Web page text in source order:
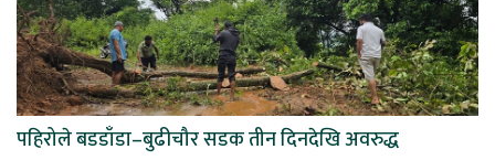
पहिरोले बडडाँडा–बुढीचौर सडक तीन दिनदेखि अवरुद्ध